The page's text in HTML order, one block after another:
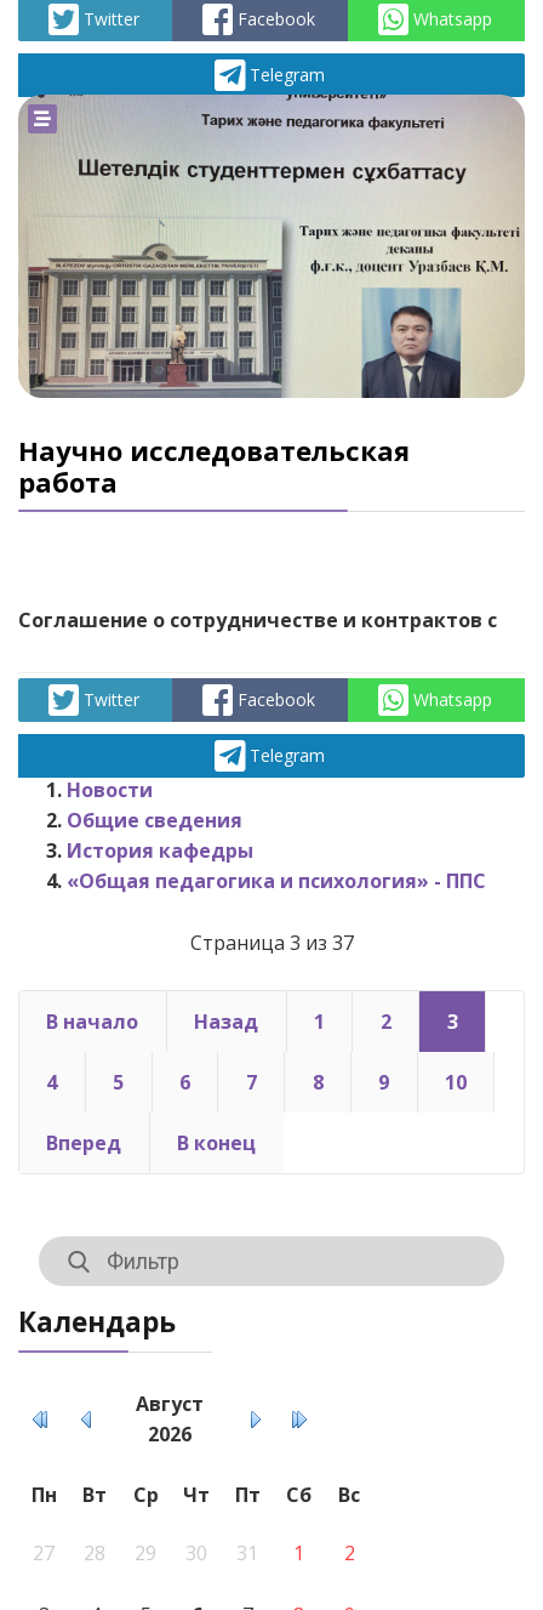
Twitter Facebook Whatsapp
Telegram
Научно исследовательская
работа
Соглашение о сотрудничестве и контрактов с
Twitter Facebook Whatsapp
Telegram
Новости
Общие сведения
История кафедры
«Общая педагогика и психология» - ППС
Страница 3 из 37
В начало Назад 1 2 3
4 5 6 7 8 9 10
Вперед В конец
Календарь
Август
2026
Пн Вт Ср Чт Пт Сб Вс
27 28 29 30 31 1 2